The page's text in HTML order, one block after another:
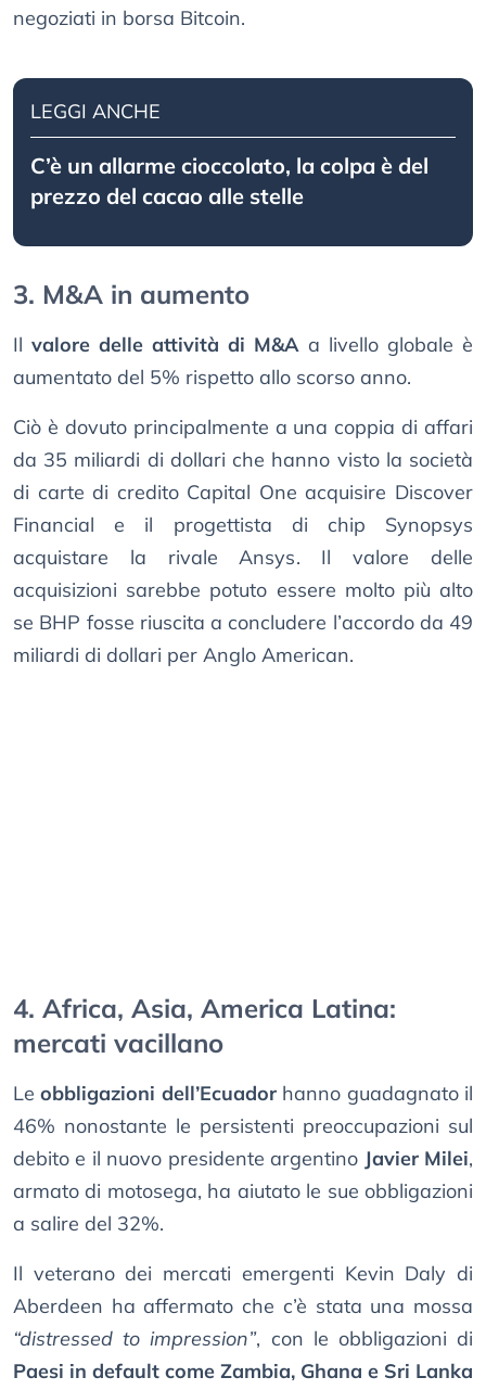
negoziati in borsa Bitcoin.
LEGGI ANCHE
C’è un allarme cioccolato, la colpa è del
prezzo del cacao alle stelle
3. M&A in aumento
Il valore delle attività di M&A a livello globale è
aumentato del 5% rispetto allo scorso anno.
Ciò è dovuto principalmente a una coppia di affari
da 35 miliardi di dollari che hanno visto la società
di carte di credito Capital One acquisire Discover
Financial e il progettista di chip Synopsys
acquistare la rivale Ansys. Il valore delle
acquisizioni sarebbe potuto essere molto più alto
se BHP fosse riuscita a concludere l’accordo da 49
miliardi di dollari per Anglo American.
4. Africa, Asia, America Latina:
mercati vacillano
Leobbligazioni dell’Ecuadorhanno guadagnato il
46% nonostante le persistenti preoccupazioni sul
debito e il nuovo presidente argentino Javier Milei,
armato di motosega, ha aiutato le sue obbligazioni
a salire del 32%.
Il veterano dei mercati emergenti Kevin Daly di
Aberdeen ha affermato che c’è stata una mossa
“distressed to impression”, con le obbligazioni di
Paesi in default come Zambia, Ghana e Sri Lanka